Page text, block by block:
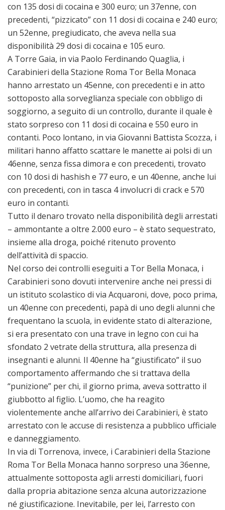
con 135 dosi di cocaina e 300 euro; un 37enne, con
precedenti, “pizzicato” con 11 dosi di cocaina e 240 euro;
un 52enne, pregiudicato, che aveva nella sua
disponibilità 29 dosi di cocaina e 105 euro.
A Torre Gaia, in via Paolo Ferdinando Quaglia, i
Carabinieri della Stazione Roma Tor Bella Monaca
hanno arrestato un 45enne, con precedenti e in atto
sottoposto alla sorveglianza speciale con obbligo di
soggiorno, a seguito di un controllo, durante il quale è
stato sorpreso con 11 dosi di cocaina e 550 euro in
contanti. Poco lontano, in via Giovanni Battista Scozza, i
militari hanno affatto scattare le manette ai polsi di un
46enne, senza fissa dimora e con precedenti, trovato
con 10 dosi di hashish e 77 euro, e un 40enne, anche lui
con precedenti, con in tasca 4 involucri di crack e 570
euro in contanti.
Tutto il denaro trovato nella disponibilità degli arrestati
– ammontante a oltre 2.000 euro – è stato sequestrato,
insieme alla droga, poiché ritenuto provento
dell’attività di spaccio.
Nel corso dei controlli eseguiti a Tor Bella Monaca, i
Carabinieri sono dovuti intervenire anche nei pressi di
un istituto scolastico di via Acquaroni, dove, poco prima,
un 40enne con precedenti, papà di uno degli alunni che
frequentano la scuola, in evidente stato di alterazione,
si era presentato con una trave in legno con cui ha
sfondato 2 vetrate della struttura, alla presenza di
insegnanti e alunni. Il 40enne ha “giustificato” il suo
comportamento affermando che si trattava della
“punizione” per chi, il giorno prima, aveva sottratto il
giubbotto al figlio. L’uomo, che ha reagito
violentemente anche all’arrivo dei Carabinieri, è stato
arrestato con le accuse di resistenza a pubblico ufficiale
e danneggiamento.
In via di Torrenova, invece, i Carabinieri della Stazione
Roma Tor Bella Monaca hanno sorpreso una 36enne,
attualmente sottoposta agli arresti domiciliari, fuori
dalla propria abitazione senza alcuna autorizzazione
né giustificazione. Inevitabile, per lei, l’arresto con